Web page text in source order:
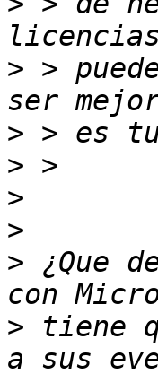
> >
>
>
>
>
> ¿Que
> tiene